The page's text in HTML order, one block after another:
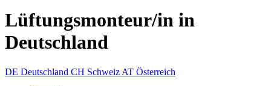
Lüftungsmonteur/in in
Deutschland
DE Deutschland CH Schweiz AT Österreich